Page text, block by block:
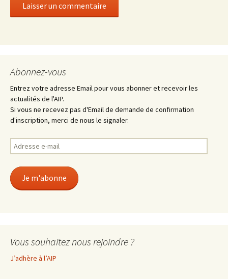
Abonnez-vous
Entrez votre adresse Email pour vous abonner et recevoir les
actualités de l'AIP.
Si vous ne recevez pas d'Email de demande de confirmation
d'inscription, merci de nous le signaler.
Adresse
e-
Je m'abonne
Vous souhaitez nous rejoindre ?
J’adhère à l’AIP